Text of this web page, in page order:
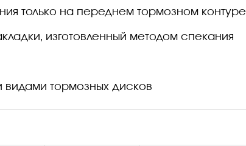
только на переднем тормозном контуре
изготовленный методом спекания
видами тормозных дисков